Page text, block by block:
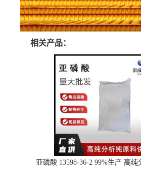
相关产品：
亚磷酸 13598-36-2 99%生产 高纯